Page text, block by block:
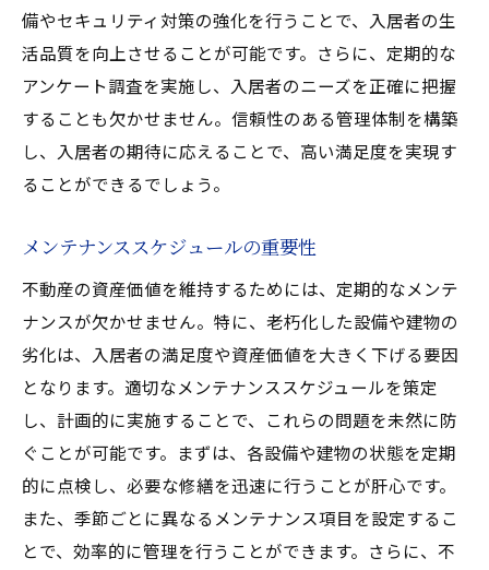
備やセキュリティ対策の強化を行うことで、入居者の生
活品質を向上させることが可能です。さらに、定期的な
アンケート調査を実施し、入居者のニーズを正確に把握
することも欠かせません。信頼性のある管理体制を構築
し、入居者の期待に応えることで、高い満足度を実現す
ることができるでしょう。
メンテナンススケジュールの重要性
不動産の資産価値を維持するためには、定期的なメンテ
ナンスが欠かせません。特に、老朽化した設備や建物の
劣化は、入居者の満足度や資産価値を大きく下げる要因
となります。適切なメンテナンススケジュールを策定
し、計画的に実施することで、これらの問題を未然に防
ぐことが可能です。まずは、各設備や建物の状態を定期
的に点検し、必要な修繕を迅速に行うことが肝心です。
また、季節ごとに異なるメンテナンス項目を設定するこ
とで、効率的に管理を行うことができます。さらに、不